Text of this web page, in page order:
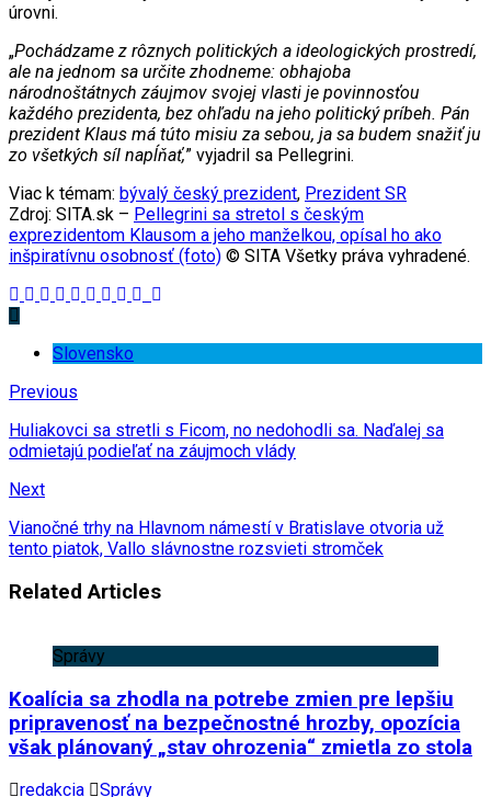
úrovni.
„Pochádzame z rôznych politických a ideologických prostredí,
ale na jednom sa určite zhodneme: obhajoba
národnoštátnych záujmov svojej vlasti je povinnosťou
každého prezidenta, bez ohľadu na jeho politický príbeh. Pán
prezident Klaus má túto misiu za sebou, ja sa budem snažiť ju
zo všetkých síl napĺňať,” vyjadril sa Pellegrini.
Viac k témam: bývalý český prezident, Prezident SR
Zdroj: SITA.sk – Pellegrini sa stretol s českým
exprezidentom Klausom a jeho manželkou, opísal ho ako
inšpiratívnu osobnosť (foto) © SITA Všetky práva vyhradené.
Slovensko
Previous
Huliakovci sa stretli s Ficom, no nedohodli sa. Naďalej sa
odmietajú podieľať na záujmoch vlády
Next
Vianočné trhy na Hlavnom námestí v Bratislave otvoria už
tento piatok, Vallo slávnostne rozsvieti stromček
Related Articles
Správy
Koalícia sa zhodla na potrebe zmien pre lepšiu
pripravenosť na bezpečnostné hrozby, opozícia
však plánovaný „stav ohrozenia“ zmietla zo stola
redakcia Správy